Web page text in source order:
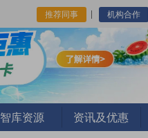
推荐同事 机构合作
智库资源 资讯及优惠